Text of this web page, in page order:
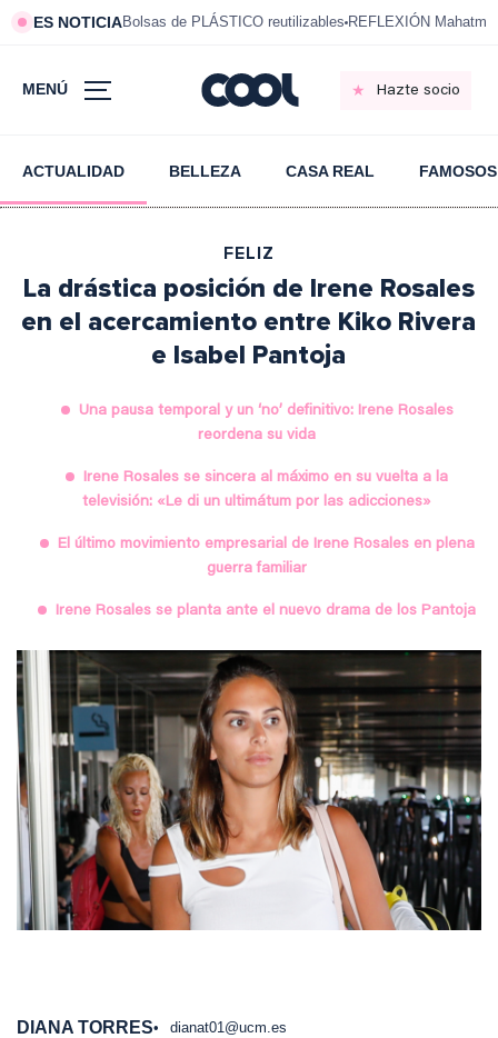
ES NOTICIABolsas de PLÁSTICO reutilizables REFLEXIÓN
MENÚ Hazte socio
ACTUALIDAD BELLEZA CASA REAL FAMOSOS
FELIZ
La drástica posición de Irene Rosales
en el acercamiento entre Kiko Rivera
e Isabel Pantoja
Una pausa temporal y un ‘no’ definitivo: Irene Rosales
reordena su vida
Irene Rosales se sincera al máximo en su vuelta a la
televisión: «Le di un ultimátum por las adicciones»
El último movimiento empresarial de Irene Rosales en plena
guerra familiar
Irene Rosales se planta ante el nuevo drama de los Pantoja
DIANA TORRES dianat01@ucm.es